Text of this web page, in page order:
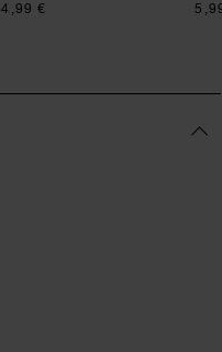
4,99 €